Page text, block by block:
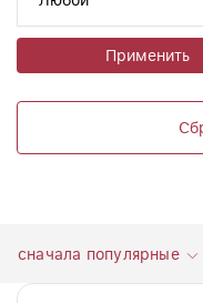
Применить
сначала популярные